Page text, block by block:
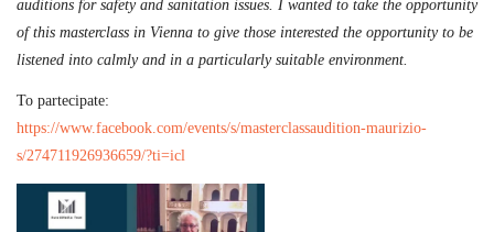
auditions for safety and sanitation issues. I wanted to take the opportunity
of this masterclass in Vienna to give those interested the opportunity to be
listened into calmly and in a particularly suitable environment.
To partecipate:
https://www.facebook.com/events/s/masterclassaudition-maurizio-
s/274711926936659/?ti=icl